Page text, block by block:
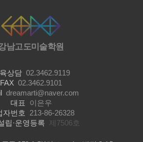
남고도미술학원
상담 02.3462.9119
FAX 02.3462.9101
dreamarti@naver.com
대표
이은우
자번호
213-86-26328
립·운영등록 제7506호